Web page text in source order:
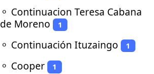
⚬ Continuacion Teresa Cabana
de Moreno
1
⚬ Continuación Ituzaingo 1
⚬ Cooper 1